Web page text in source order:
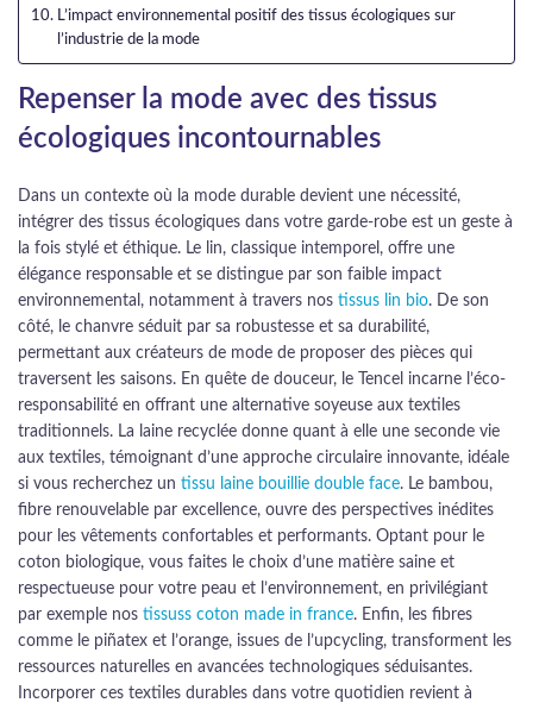
L’impact environnemental positif des tissus écologiques sur
l’industrie de la mode
Repenser la mode avec des tissus
écologiques incontournables
Dans un contexte où la mode durable devient une nécessité,
intégrer des tissus écologiques dans votre garde-robe est un geste à
la fois stylé et éthique. Le lin, classique intemporel, offre une
élégance responsable et se distingue par son faible impact
environnemental, notamment à travers nos tissus lin bio. De son
côté, le chanvre séduit par sa robustesse et sa durabilité,
permettant aux créateurs de mode de proposer des pièces qui
traversent les saisons. En quête de douceur, le Tencel incarne l’éco-
responsabilité en offrant une alternative soyeuse aux textiles
traditionnels. La laine recyclée donne quant à elle une seconde vie
aux textiles, témoignant d’une approche circulaire innovante, idéale
si vous recherchez un tissu laine bouillie double face. Le bambou,
fibre renouvelable par excellence, ouvre des perspectives inédites
pour les vêtements confortables et performants. Optant pour le
coton biologique, vous faites le choix d’une matière saine et
respectueuse pour votre peau et l’environnement, en privilégiant
par exemple nos tissuss coton made in france. Enfin, les fibres
comme le piñatex et l’orange, issues de l’upcycling, transforment les
ressources naturelles en avancées technologiques séduisantes.
Incorporer ces textiles durables dans votre quotidien revient à